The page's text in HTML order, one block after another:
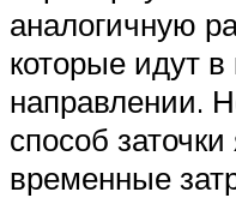
аналогичную
которые идут
направлении.
способ
временные